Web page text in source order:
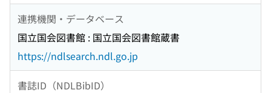
連携機関・データベース
国立国会図書館 : 国立国会図書館蔵書
https://ndlsearch.ndl.go.jp
書誌ID（NDLBibID）